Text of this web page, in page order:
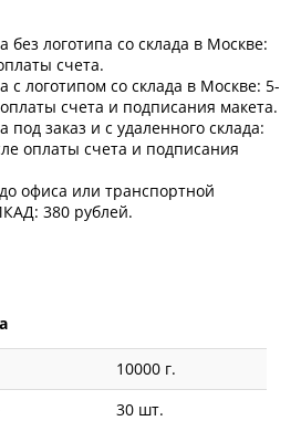
без логотипа со склада в Москве:
счета.
с логотипом со склада в Москве: 5-
счета и подписания макета.
под заказ и с удаленного склада:
оплаты счета и подписания
офиса или транспортной
380 рублей.
10000 г.
30 шт.